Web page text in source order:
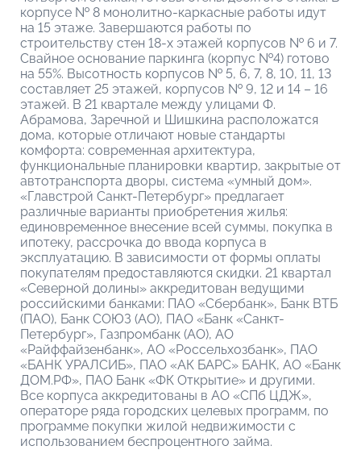
корпусе № 8 монолитно-каркасные работы идут
на 15 этаже. Завершаются работы по
строительству стен 18-х этажей корпусов № 6 и 7.
Свайное основание паркинга (корпус №4) готово
на 55%. Высотность корпусов № 5, 6, 7, 8, 10, 11, 13
составляет 25 этажей, корпусов № 9, 12 и 14 – 16
этажей. В 21 квартале между улицами Ф.
Абрамова, Заречной и Шишкина расположатся
дома, которые отличают новые стандарты
комфорта: современная архитектура,
функциональные планировки квартир, закрытые от
автотранспорта дворы, система «умный дом».
«Главстрой Санкт-Петербург» предлагает
различные варианты приобретения жилья:
единовременное внесение всей суммы, покупка в
ипотеку, рассрочка до ввода корпуса в
эксплуатацию. В зависимости от формы оплаты
покупателям предоставляются скидки. 21 квартал
«Северной долины» аккредитован ведущими
российскими банками: ПАО «Сбербанк», Банк ВТБ
(ПАО), Банк СОЮЗ (АО), ПАО «Банк «Санкт-
Петербург», Газпромбанк (АО), АО
«Райффайзенбанк», АО «Россельхозбанк», ПАО
«БАНК УРАЛСИБ», ПАО «АК БАРС» БАНК, АО «Банк
ДОМ.РФ», ПАО Банк «ФК Открытие» и другими.
Все корпуса аккредитованы в АО «СПб ЦДЖ»,
операторе ряда городских целевых программ, по
программе покупки жилой недвижимости с
использованием беспроцентного займа.